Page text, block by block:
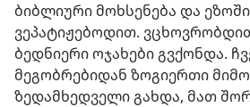
ბიბლიური მოხსენება და
ვეპატიჟებოდით.
ბედნიერი ოჯახები გვქონდა.
მეგობრებიდან ზოგიერთი
ზედამხედველი გახდა, მათ